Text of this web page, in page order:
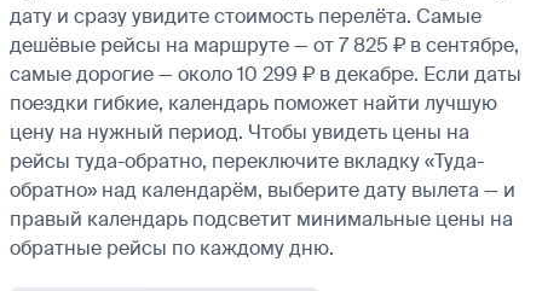
дату и сразу увидите стоимость перелёта. Самые
дешёвые рейсы на маршруте — от 7 825 ₽ в сентябре,
самые дорогие — около 10 299 ₽ в декабре. Если даты
поездки гибкие, календарь поможет найти лучшую
цену на нужный период. Чтобы увидеть цены на
рейсы туда-обратно, переключите вкладку «Туда-
обратно» над календарём, выберите дату вылета — и
правый календарь подсветит минимальные цены на
обратные рейсы по каждому дню.